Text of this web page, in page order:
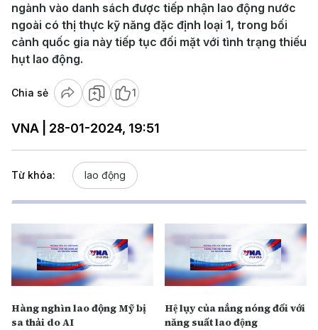
ngành vào danh sách được tiếp nhận lao động nước
ngoài có thị thực kỹ năng đặc định loại 1, trong bối
cảnh quốc gia này tiếp tục đối mặt với tình trạng thiếu
hụt lao động.
Chia sẻ 1
VNA | 28-01-2024, 19:51
Từ khóa: lao động
Hàng nghìn lao động Mỹ bị
sa thải do AI
Hệ lụy của nắng nóng đối với
năng suất lao động